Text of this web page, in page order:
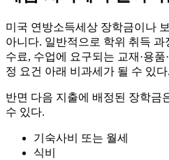
미국 연방소득세상 장학금이나
아니다. 일반적으로 학위 취득
수료, 수업에 요구되는 교재·용
정 요건 아래 비과세가 될 수 있다.
반면 다음 지출에 배정된 장학금
수 있다.
기숙사비 또는 월세
식비